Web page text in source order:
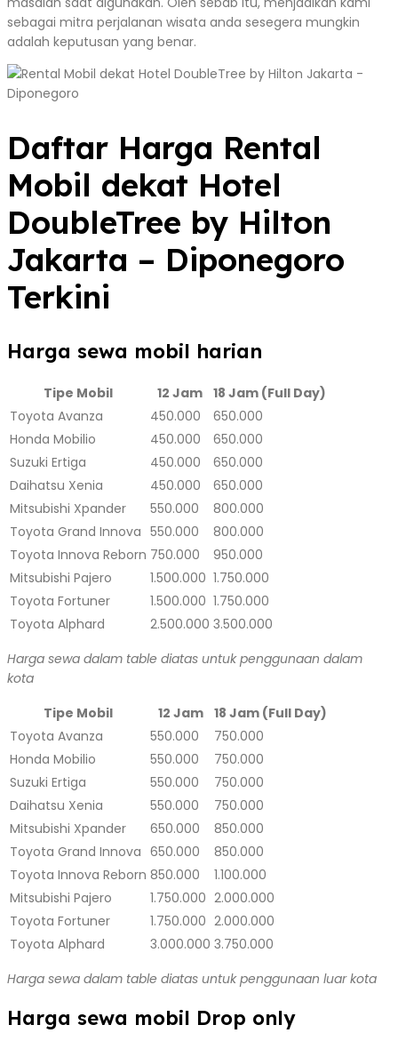
sebagai mitra perjalanan wisata anda sesegera mungkin
adalah keputusan yang benar.
Daftar Harga Rental
Mobil dekat Hotel
DoubleTree by Hilton
Jakarta – Diponegoro
Terkini
Harga sewa mobil harian
Tipe Mobil 12 Jam 18 Jam (Full Day)
Toyota Avanza
450.000
650.000
Honda Mobilio
450.000
650.000
Suzuki Ertiga
450.000
650.000
Daihatsu Xenia
450.000
650.000
Mitsubishi Xpander
550.000
800.000
Toyota Grand Innova 550.000
800.000
Toyota Innova Reborn 750.000
950.000
Mitsubishi Pajero
1.500.000 1.750.000
Toyota Fortuner
1.500.000 1.750.000
Toyota Alphard
2.500.000 3.500.000
Harga sewa dalam table diatas untuk penggunaan dalam
kota
Tipe Mobil
12 Jam
18 Jam (Full Day)
Toyota Avanza
550.000
750.000
Honda Mobilio
550.000
750.000
Suzuki Ertiga
550.000
750.000
Daihatsu Xenia
550.000
750.000
Mitsubishi Xpander
650.000
850.000
Toyota Grand Innova 650.000
850.000
Toyota Innova Reborn 850.000
1.100.000
Mitsubishi Pajero
1.750.000 2.000.000
Toyota Fortuner
1.750.000 2.000.000
Toyota Alphard
3.000.000 3.750.000
Harga sewa dalam table diatas untuk penggunaan luar kota
Harga sewa mobil Drop only